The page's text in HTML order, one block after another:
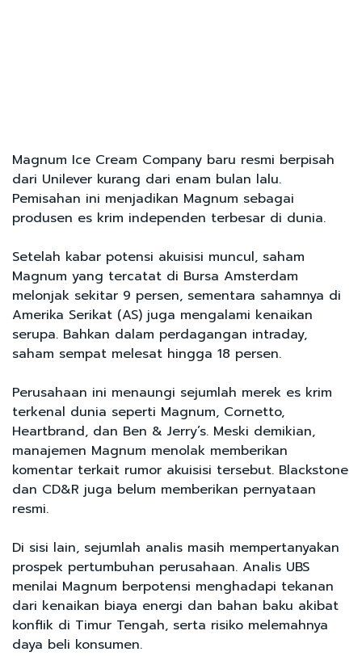
Magnum Ice Cream Company baru resmi berpisah
dari Unilever kurang dari enam bulan lalu.
Pemisahan ini menjadikan Magnum sebagai
produsen es krim independen terbesar di dunia.
Setelah kabar potensi akuisisi muncul, saham
Magnum yang tercatat di Bursa Amsterdam
melonjak sekitar 9 persen, sementara sahamnya di
Amerika Serikat (AS) juga mengalami kenaikan
serupa. Bahkan dalam perdagangan intraday,
saham sempat melesat hingga 18 persen.
Perusahaan ini menaungi sejumlah merek es krim
terkenal dunia seperti Magnum, Cornetto,
Heartbrand, dan Ben & Jerry’s. Meski demikian,
manajemen Magnum menolak memberikan
komentar terkait rumor akuisisi tersebut. Blackstone
dan CD&R juga belum memberikan pernyataan
resmi.
Di sisi lain, sejumlah analis masih mempertanyakan
prospek pertumbuhan perusahaan. Analis UBS
menilai Magnum berpotensi menghadapi tekanan
dari kenaikan biaya energi dan bahan baku akibat
konflik di Timur Tengah, serta risiko melemahnya
daya beli konsumen.